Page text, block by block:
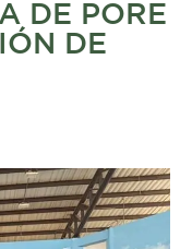
DE PORE
DE